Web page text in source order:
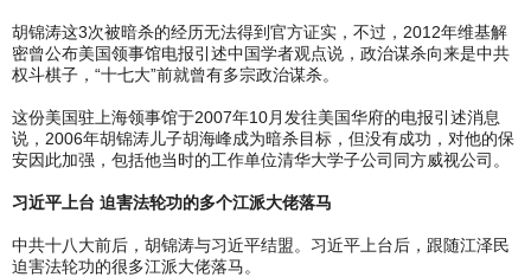
胡锦涛这3次被暗杀的经历无法得到官方证实，不过，2012年维基解
密曾公布美国领事馆电报引述中国学者观点说，政治谋杀向来是中共
权斗棋子，“十七大”前就曾有多宗政治谋杀。
这份美国驻上海领事馆于2007年10月发往美国华府的电报引述消息
说，2006年胡锦涛儿子胡海峰成为暗杀目标，但没有成功，对他的保
安因此加强，包括他当时的工作单位清华大学子公司同方威视公司。
习近平上台 迫害法轮功的多个江派大佬落马
中共十八大前后，胡锦涛与习近平结盟。习近平上台后，跟随江泽民
迫害法轮功的很多江派大佬落马。